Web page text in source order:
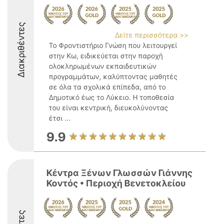
Διακριθέντες
Δείτε περισσότερα >>
Το Φροντιστήριο Γνώση που λειτουργεί
στην Κω, ειδικεύεται στην παροχή
ολοκληρωμένων εκπαιδευτικών
προγραμμάτων, καλύπτοντας μαθητές
σε όλα τα σχολικά επίπεδα, από το
Δημοτικό έως το Λύκειο. Η τοποθεσία
του είναι κεντρική, διευκολύνοντας
έτσι ...
9.9
Κέντρα Ξένων Γλωσσών Γιάννης
Κοντός • Περιοχή Βενετοκλείου